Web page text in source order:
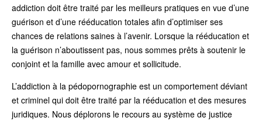
addiction doit être traité par les meilleurs pratiques en vue d’une
guérison et d’une rééducation totales afin d’optimiser ses
chances de relations saines à l’avenir. Lorsque la rééducation et
la guérison n’aboutissent pas, nous sommes prêts à soutenir le
conjoint et la famille avec amour et sollicitude.
L’addiction à la pédopornographie est un comportement déviant
et criminel qui doit être traité par la rééducation et des mesures
juridiques. Nous déplorons le recours au système de justice